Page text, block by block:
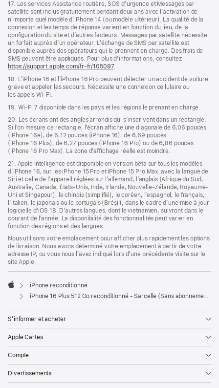
17. Les services Assistance routière, SOS d’urgence et Messages par
satellite sont inclus gratuitement pendant deux ans avec l’activation de
n’importe quel modèle d’iPhone 14 (ou modèle ultérieur). La qualité de la
connexion et les temps de réponse varient en fonction du lieu, de la
configuration du site et d’autres facteurs. Messages par satellite nécessite
un forfait auprès d’un opérateur. L’échange de SMS par satellite est
disponible auprès des opérateurs qui le prennent en charge. Des frais de
SMS peuvent être appliqués. Pour plus d’informations, consultez
https://support.apple.com/fr-fr/105097.
18. L’iPhone 16 et l’iPhone 16 Pro peuvent détecter un accident de voiture
grave et appeler les secours. Nécessite une connexion cellulaire ou
les appels Wi‑Fi.
19. Wi-Fi 7 disponible dans les pays et les régions le prenant en charge.
20. Les écrans ont des angles arrondis qui s’inscrivent dans un rectangle.
Si l’on mesure ce rectangle, l’écran affiche une diagonale de 6,06 pouces
(iPhone 16e), de 6,12 pouces (iPhone 16), de 6,69 pouces
(iPhone 16 Plus), de 6,27 pouces (iPhone 16 Pro) ou de 6,86 pouces
(iPhone 16 Pro Max). La zone d’affichage réelle est moindre.
21. Apple Intelligence est disponible en version bêta sur tous les modèles
d’iPhone 16, sur les iPhone 15 Pro et iPhone 15 Pro Max, avec la langue de
Siri et celle de l’appareil réglées sur l’allemand, l’anglais (Afrique du Sud,
Australie, Canada, États-Unis, Inde, Irlande, Nouvelle-Zélande, Royaume-
Uni et Singapour), le chinois (simplifié), le coréen, l’espagnol, le français,
l’italien, le japonais ou le portugais (Brésil), dans le cadre d’une mise à jour
logicielle d’iOS 18. D’autres langues, dont le vietnamien, suivront dans le
courant de l’année. La disponibilité des fonctionnalités peut varier en
fonction des régions et des langues.
Nous utilisons votre emplacement pour afficher plus rapidement les options
de livraison. Nous avons déterminé votre emplacement à partir de votre
adresse IP, ou vous nous l’avez indiqué lors d’une précédente visite sur le
site Apple.
Apple
iPhone reconditionné
iPhone 16 Plus 512 Go reconditionné - Sarcelle (Sans abonnement)
S’informer et acheter
Apple Cartes
Compte
Divertissements